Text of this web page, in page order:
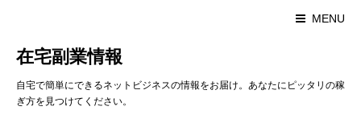
MENU
在宅副業情報
自宅で簡単にできるネットビジネスの情報をお届け。あなたにピッタリの稼
ぎ方を見つけてください。